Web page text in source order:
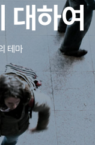
대하여
테마